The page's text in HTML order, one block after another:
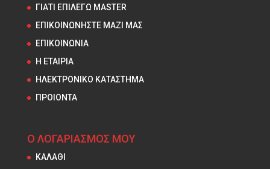
ΓΙΑΤΙ ΕΠΙΛΕΓΩ MASTER
ΕΠΙΚΟΙΝΩΝΗΣΤΕ ΜΑΖΙ ΜΑΣ
ΕΠΙΚΟΙΝΩΝΙΑ
Η ΕΤΑΙΡΙΑ
ΗΛΕΚΤΡΟΝΙΚΟ ΚΑΤΑΣΤΗΜΑ
ΠΡΟΙΟΝΤΑ
Ο ΛΟΓΑΡΙΑΣΜΟΣ ΜΟΥ
ΚΑΛΑΘΙ